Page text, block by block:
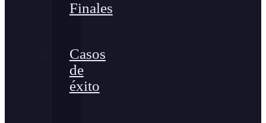
Finales
Casos
de
éxito